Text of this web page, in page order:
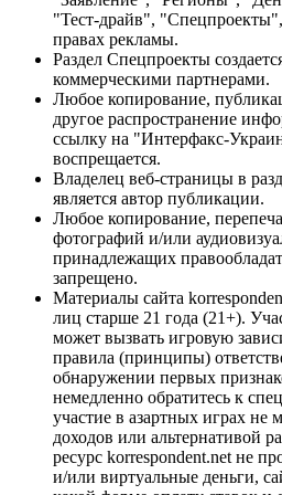
"Тест-драйв",
правах рекламы.
Раздел Спецпроекты
коммерческими партнерами.
Любое копирование,
другое распространение
ссылку на "Интерфакс-
воспрещается.
Владелец веб-страницы в
является автор публикации.
Любое копирование,
фотографий и/или
принадлежащих
запрещено.
Материалы сайта
лиц старше 21 года (21+).
может вызвать игровую
правила (принципы)
обнаружении первых
немедленно обратитесь к
участие в азартных играх не
доходов или альтернативой
ресурс korrespondent.net не
и/или виртуальные деньги,